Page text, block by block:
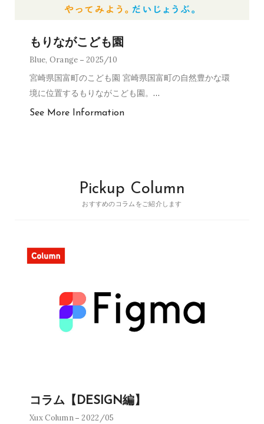
もりながこども園
Blue, Orange 2025/10
宮崎県国富町のこども園 宮崎県国富町の自然豊かな環
境に位置するもりながこども園。 …
See More Information
Pickup Column
おすすめのコラムをご紹介します
コラム【DESIGN編】
Xux Column 2022/05